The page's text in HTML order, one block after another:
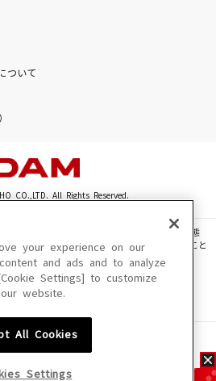
ついて
CO.,LTD. All Rights Reserved.
文章・画像・写真・動画・音声等を、手段や形態
超えて無断で複製、転載、ファイル化などすること
ご利用いただけない場合があります。
内容が変更になる場合があります。
your experience on our
and ads and to analyze
Settings] to customize
website.
All Cookies
Settings